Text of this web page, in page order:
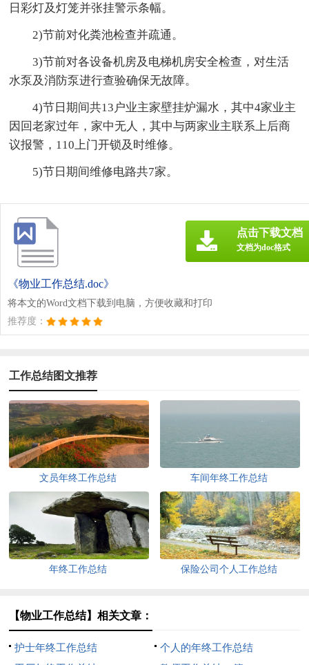
日彩灯及灯笼并张挂警示条幅。
2)节前对化粪池检查并疏通。
3)节前对各设备机房及电梯机房安全检查，对生活
水泵及消防泵进行查验确保无故障。
4)节日期间共13户业主家壁挂炉漏水，其中4家业主
因回老家过年，家中无人，其中与两家业主联系上后商
议报警，110上门开锁及时维修。
5)节日期间维修电路共7家。
《物业工作总结.doc》
将本文的Word文档下载到电脑，方便收藏和打印
推荐度：
点击下载文档
文档为doc格式
工作总结图文推荐
文员年终工作总结 车间年终工作总结
年终工作总结 保险公司个人工作总结
【物业工作总结】相关文章：
护士年终工作总结
个人的年终工作总结